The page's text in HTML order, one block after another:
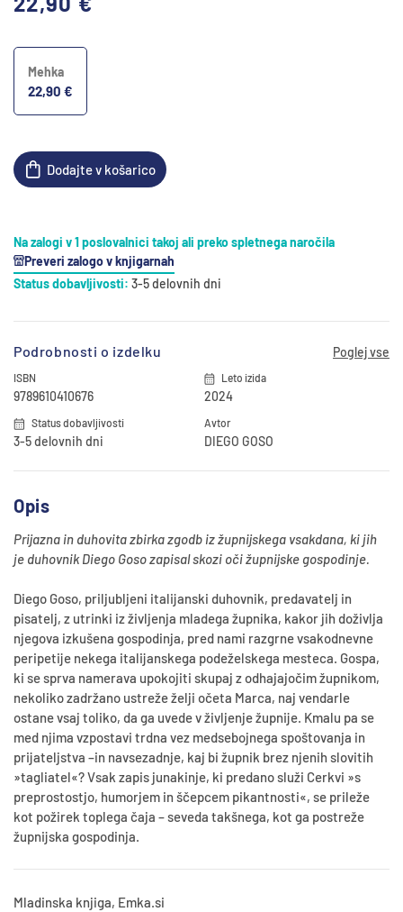
Mehka
22,90 €
Dodajte v košarico
Na zalogi v 1 poslovalnici takoj ali preko spletnega naročila
Preveri zalogo v knjigarnah
Status dobavljivosti: 3-5 delovnih dni
Podrobnosti o izdelku Poglej vse
ISBN
9789610410676
Leto izida
2024
Status dobavljivosti
3-5 delovnih dni
Avtor
DIEGO GOSO
Opis
Prijazna in duhovita zbirka zgodb iz župnijskega vsakdana, ki jih
je duhovnik Diego Goso zapisal skozi oči župnijske gospodinje.
Diego Goso, priljubljeni italijanski duhovnik, predavatelj in
pisatelj, z utrinki iz življenja mladega župnika, kakor jih doživlja
njegova izkušena gospodinja, pred nami razgrne vsakodnevne
peripetije nekega italijanskega podeželskega mesteca. Gospa,
ki se sprva namerava upokojiti skupaj z odhajajočim župnikom,
nekoliko zadržano ustreže želji očeta Marca, naj vendarle
ostane vsaj toliko, da ga uvede v življenje župnije. Kmalu pa se
med njima vzpostavi trdna vez medsebojnega spoštovanja in
prijateljstva ­­­–in navsezadnje, kaj bi župnik brez njenih slovitih
»tagliatel«? Vsak zapis junakinje, ki predano služi Cerkvi »s
preprostostjo, humorjem in ščepcem pikantnosti«, se prileže
kot požirek toplega čaja – seveda takšnega, kot ga postreže
župnijska gospodinja.
Mladinska knjiga, Emka.si